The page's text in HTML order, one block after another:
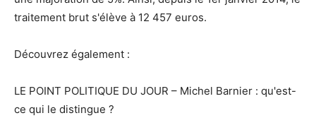
traitement brut s'élève à 12 457 euros.
Découvrez également :
LE POINT POLITIQUE DU JOUR – Michel Barnier : qu'est-
ce qui le distingue ?